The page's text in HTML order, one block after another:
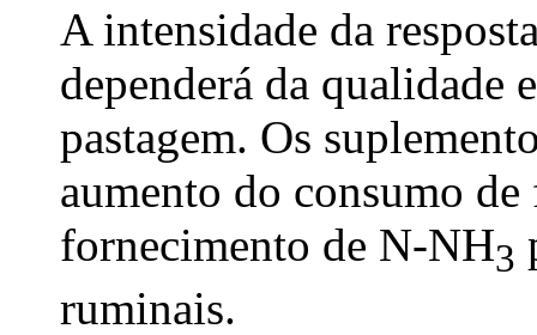
A intensidade da
dependerá da qualidade
pastagem. Os
aumento do consumo
fornecimento de N-NH3
ruminais.